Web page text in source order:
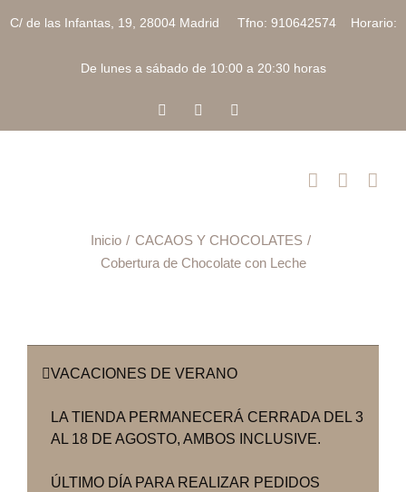
C/ de las Infantas, 19, 28004 Madrid Tfno: 910642574 Horario:
De lunes a sábado de 10:00 a 20:30 horas
FacebookInstagram
Inicio
CACAOS Y CHOCOLATES
Cobertura de Chocolate con Leche
VACACIONES DE VERANO
LA TIENDA PERMANECERÁ CERRADA DEL 3
AL 18 DE AGOSTO, AMBOS INCLUSIVE.
ÚLTIMO DÍA PARA REALIZAR PEDIDOS